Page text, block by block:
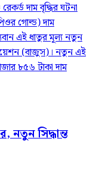
দাম বৃদ্ধির ঘটনা
গোল্ড) দাম
এই ধাতুর মূল্য নতুন
(বাজুস)। নতুন এই
৮৫৬ টাকা দাম
নতুন সিদ্ধান্ত